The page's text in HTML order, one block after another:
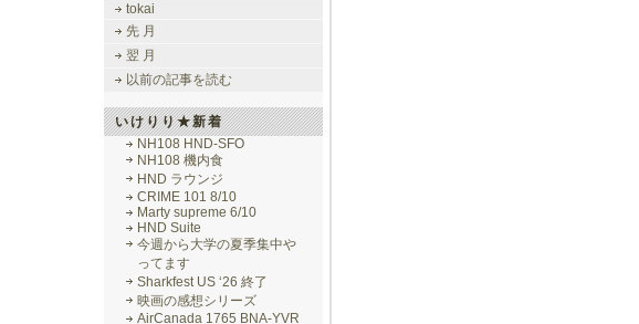
tokai
先 月
翌 月
以前の記事を読む
いけりり★新着
NH108 HND-SFO
NH108 機内食
HND ラウンジ
CRIME 101 8/10
Marty supreme 6/10
HND Suite
今週から大学の夏季集中や
ってます
Sharkfest US ‘26 終了
映画の感想シリーズ
AirCanada 1765 BNA-YVR